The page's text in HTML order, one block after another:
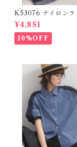
K53076 ナイロンラ
ツ / Nylon Line
わずか)
¥4,851
10%OFF